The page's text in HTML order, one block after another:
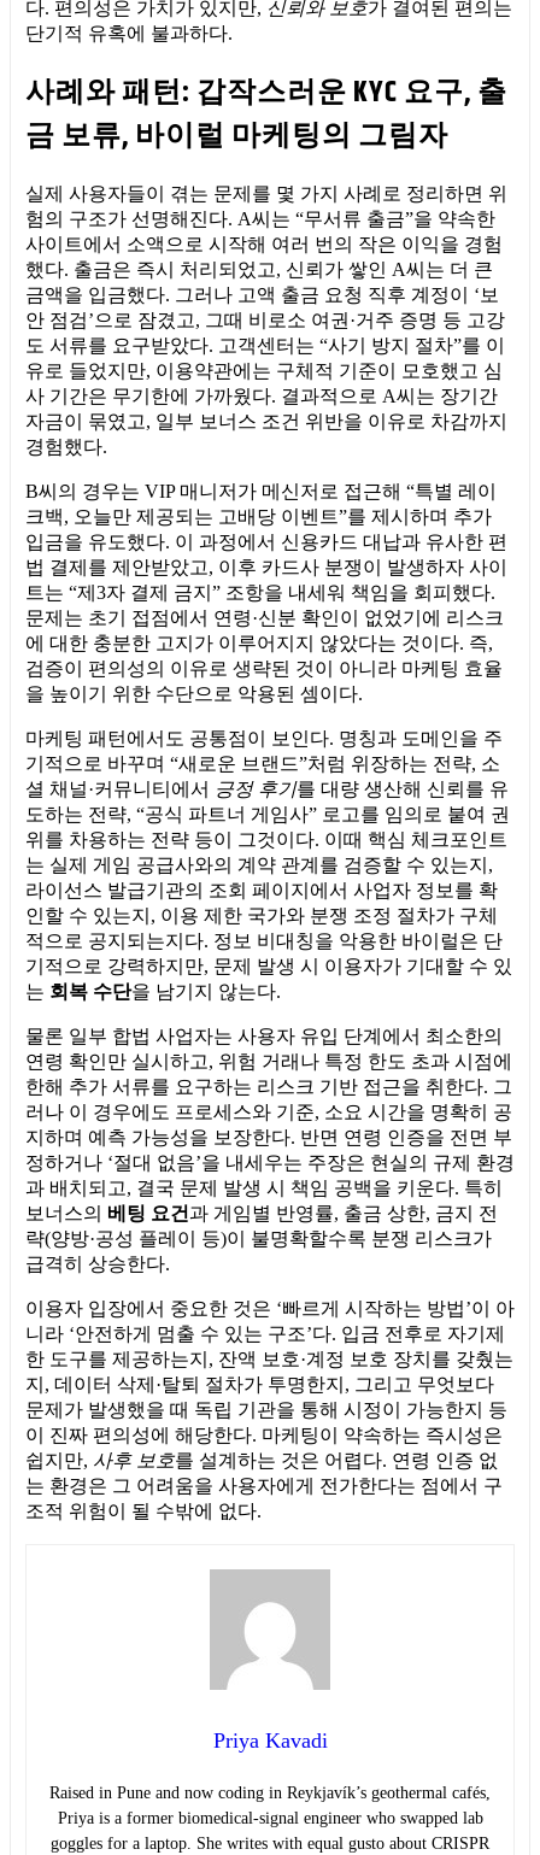
다. 편의성은 가치가 있지만, 신뢰와 보호가 결여된 편의는
단기적 유혹에 불과하다.
사례와 패턴: 갑작스러운 KYC 요구, 출
금 보류, 바이럴 마케팅의 그림자
실제 사용자들이 겪는 문제를 몇 가지 사례로 정리하면 위
험의 구조가 선명해진다. A씨는 “무서류 출금”을 약속한
사이트에서 소액으로 시작해 여러 번의 작은 이익을 경험
했다. 출금은 즉시 처리되었고, 신뢰가 쌓인 A씨는 더 큰
금액을 입금했다. 그러나 고액 출금 요청 직후 계정이 ‘보
안 점검’으로 잠겼고, 그때 비로소 여권·거주 증명 등 고강
도 서류를 요구받았다. 고객센터는 “사기 방지 절차”를 이
유로 들었지만, 이용약관에는 구체적 기준이 모호했고 심
사 기간은 무기한에 가까웠다. 결과적으로 A씨는 장기간
자금이 묶였고, 일부 보너스 조건 위반을 이유로 차감까지
경험했다.
B씨의 경우는 VIP 매니저가 메신저로 접근해 “특별 레이
크백, 오늘만 제공되는 고배당 이벤트”를 제시하며 추가
입금을 유도했다. 이 과정에서 신용카드 대납과 유사한 편
법 결제를 제안받았고, 이후 카드사 분쟁이 발생하자 사이
트는 “제3자 결제 금지” 조항을 내세워 책임을 회피했다.
문제는 초기 접점에서 연령·신분 확인이 없었기에 리스크
에 대한 충분한 고지가 이루어지지 않았다는 것이다. 즉,
검증이 편의성의 이유로 생략된 것이 아니라 마케팅 효율
을 높이기 위한 수단으로 악용된 셈이다.
마케팅 패턴에서도 공통점이 보인다. 명칭과 도메인을 주
기적으로 바꾸며 “새로운 브랜드”처럼 위장하는 전략, 소
셜 채널·커뮤니티에서 긍정 후기를 대량 생산해 신뢰를 유
도하는 전략, “공식 파트너 게임사” 로고를 임의로 붙여 권
위를 차용하는 전략 등이 그것이다. 이때 핵심 체크포인트
는 실제 게임 공급사와의 계약 관계를 검증할 수 있는지,
라이선스 발급기관의 조회 페이지에서 사업자 정보를 확
인할 수 있는지, 이용 제한 국가와 분쟁 조정 절차가 구체
적으로 공지되는지다. 정보 비대칭을 악용한 바이럴은 단
기적으로 강력하지만, 문제 발생 시 이용자가 기대할 수 있
는 회복 수단을 남기지 않는다.
물론 일부 합법 사업자는 사용자 유입 단계에서 최소한의
연령 확인만 실시하고, 위험 거래나 특정 한도 초과 시점에
한해 추가 서류를 요구하는 리스크 기반 접근을 취한다. 그
러나 이 경우에도 프로세스와 기준, 소요 시간을 명확히 공
지하며 예측 가능성을 보장한다. 반면 연령 인증을 전면 부
정하거나 ‘절대 없음’을 내세우는 주장은 현실의 규제 환경
과 배치되고, 결국 문제 발생 시 책임 공백을 키운다. 특히
보너스의 베팅 요건과 게임별 반영률, 출금 상한, 금지 전
략(양방·공성 플레이 등)이 불명확할수록 분쟁 리스크가
급격히 상승한다.
이용자 입장에서 중요한 것은 ‘빠르게 시작하는 방법’이 아
니라 ‘안전하게 멈출 수 있는 구조’다. 입금 전후로 자기제
한 도구를 제공하는지, 잔액 보호·계정 보호 장치를 갖췄는
지, 데이터 삭제·탈퇴 절차가 투명한지, 그리고 무엇보다
문제가 발생했을 때 독립 기관을 통해 시정이 가능한지 등
이 진짜 편의성에 해당한다. 마케팅이 약속하는 즉시성은
쉽지만, 사후 보호를 설계하는 것은 어렵다. 연령 인증 없
는 환경은 그 어려움을 사용자에게 전가한다는 점에서 구
조적 위험이 될 수밖에 없다.
Priya Kavadi
Raised in Pune and now coding in Reykjavík’s geothermal cafés,
Priya is a former biomedical-signal engineer who swapped lab
goggles for a laptop. She writes with equal gusto about CRISPR